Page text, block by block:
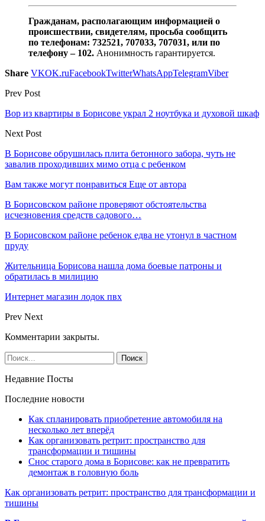
Гражданам, располагающим информацией о
происшествии, свидетелям, просьба сообщить
по телефонам: 732521, 707033, 707031, или по
телефону – 102. Анонимность гарантируется.
Share VKOK.ruFacebookTwitterWhatsAppTelegramViber
Prev Post
Вор из квартиры в Борисове украл 2 ноутбука и духовой шкаф
Next Post
В Борисове обрушилась плита бетонного забора, чуть не
завалив проходивших мимо отца с ребенком
Вам также могут понравиться Еще от автора
В Борисовском районе проверяют обстоятельства
исчезновения средств садового…
В Борисовском районе ребенок едва не утонул в частном
пруду
Жительница Борисова нашла дома боевые патроны и
обратилась в милицию
Интернет магазин лодок пвх
Prev Next
Комментарии закрыты.
Недавние Посты
Последние новости
Как спланировать приобретение автомобиля на
несколько лет вперёд
Как организовать ретрит: пространство для
трансформации и тишины
Снос старого дома в Борисове: как не превратить
демонтаж в головную боль
Как организовать ретрит: пространство для трансформации и
тишины